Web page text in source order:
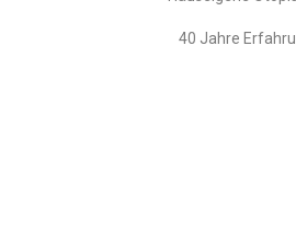
40 Jahre